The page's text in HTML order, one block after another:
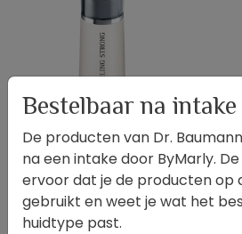
Peeling Strong
Log in om prijzen te zien
Bestelbaar na intake
De producten van Dr.
na een intake door ByMarly.
ervoor dat je de producten op
gebruikt en weet je wat het
huidtype past.